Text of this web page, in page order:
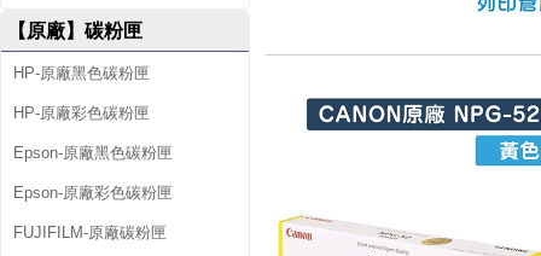
【原廠】碳粉匣
HP-原廠黑色碳粉匣
HP-原廠彩色碳粉匣
Epson-原廠黑色碳粉匣
Epson-原廠彩色碳粉匣
FUJIFILM-原廠碳粉匣